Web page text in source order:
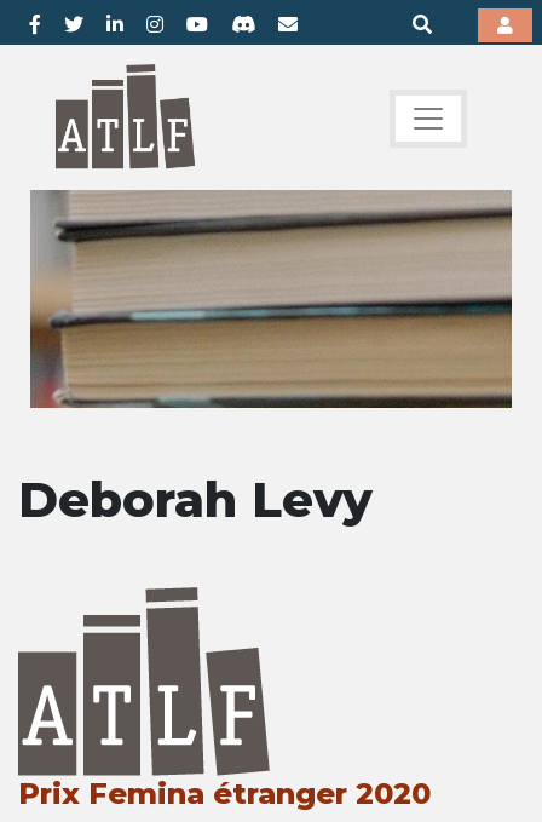
Deborah Levy
Prix Femina étranger 2020